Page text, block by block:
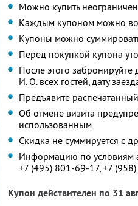
Можно купить
Каждым купоном можно
Купоны можно
Перед покупкой купона
После этого
И. О. всех гостей, дату
Предъявите
Об отмене визита
использованным
Скидка не суммируется с
Информацию по условиям
+7 (495) 801-69-17, +7
Купон действителен по 31